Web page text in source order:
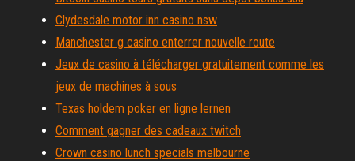
Clydesdale motor inn casino nsw
Manchester g casino enterrer nouvelle route
Jeux de casino à télécharger gratuitement comme les
jeux de machines à sous
Texas holdem poker en ligne lernen
Comment gagner des cadeaux twitch
Crown casino lunch specials melbourne